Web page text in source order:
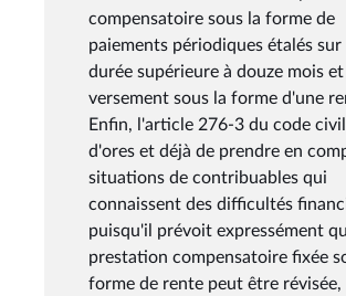
compensatoire sous la forme de
paiements périodiques étalés sur
durée supérieure à douze mois
versement sous la forme d'une
Enfin, l'article 276-3 du code
d'ores et déjà de prendre en
situations de contribuables qui
connaissent des difficultés
puisqu'il prévoit expressément
prestation compensatoire fixée
forme de rente peut être révisée,